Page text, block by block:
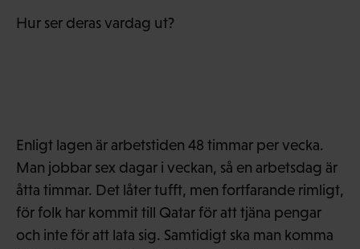
Hur ser deras vardag ut?
Enligt lagen är arbetstiden 48 timmar per vecka.
Man jobbar sex dagar i veckan, så en arbetsdag är
åtta timmar. Det låter tufft, men fortfarande rimligt,
för folk har kommit till Qatar för att tjäna pengar
och inte för att lata sig. Samtidigt ska man komma